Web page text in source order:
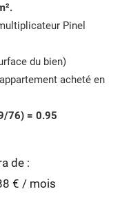
Pinel
du bien)
acheté en
76) = 0.95
de :
€ / mois